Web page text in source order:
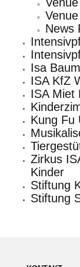
News
Isa
ISA KfZ
ISA Miet
Kung Fu
Zirkus
Kinder
Stiftung
Stiftung